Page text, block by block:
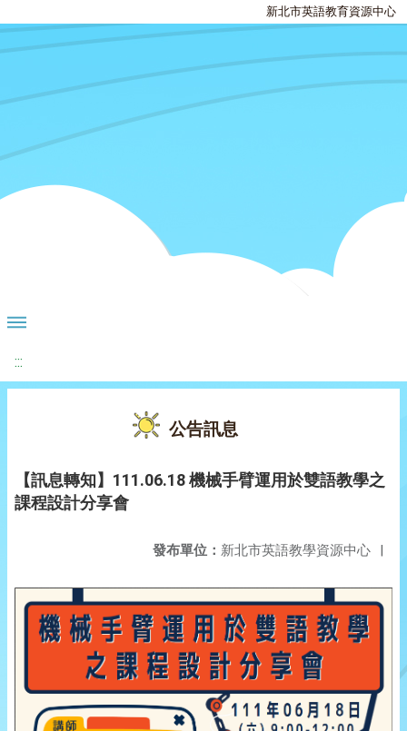
新北市英語教育資源中心
:::
公告訊息
【訊息轉知】111.06.18 機械手臂運用於雙語教學之
課程設計分享會
發布單位： 新北市英語教學資源中心 |